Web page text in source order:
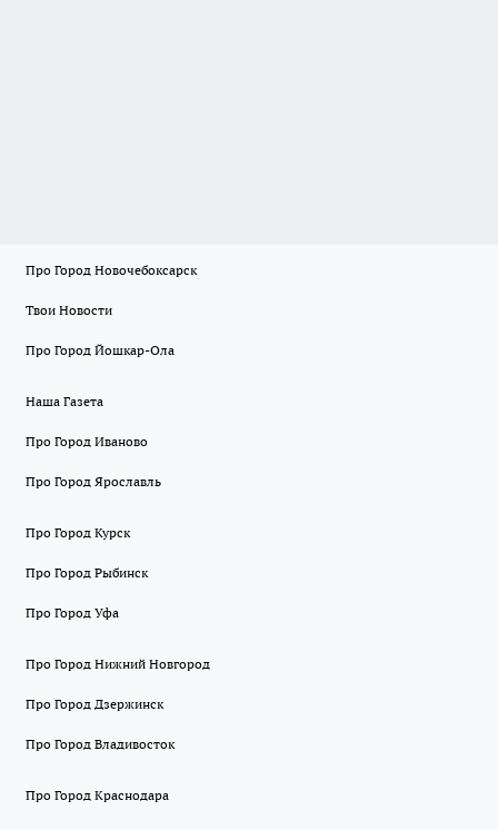
Про Город Новочебоксарск
Твои Новости
Про Город Йошкар-Ола
Наша Газета
Про Город Иваново
Про Город Ярославль
Про Город Курск
Про Город Рыбинск
Про Город Уфа
Про Город Нижний Новгород
Про Город Дзержинск
Про Город Владивосток
Про Город Краснодара